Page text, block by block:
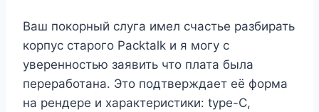
Ваш покорный слуга имел счастье разбирать
корпус старого Packtalk и я могу с
уверенностью заявить что плата была
переработана. Это подтверждает её форма
на рендере и характеристики: type-C,